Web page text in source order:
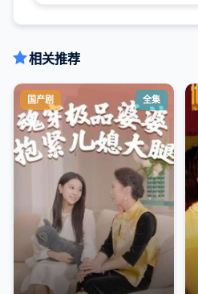
相关推荐
国产剧 全集